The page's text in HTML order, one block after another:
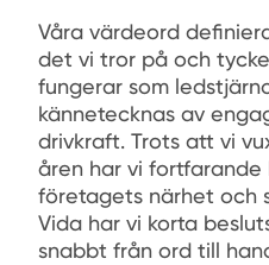
Våra värdeord
det vi tror på och
fungerar som
kännetecknas av
drivkraft. Trots att vi
åren har vi fortfarande
företagets närhet och
Vida har vi korta
snabbt från ord till